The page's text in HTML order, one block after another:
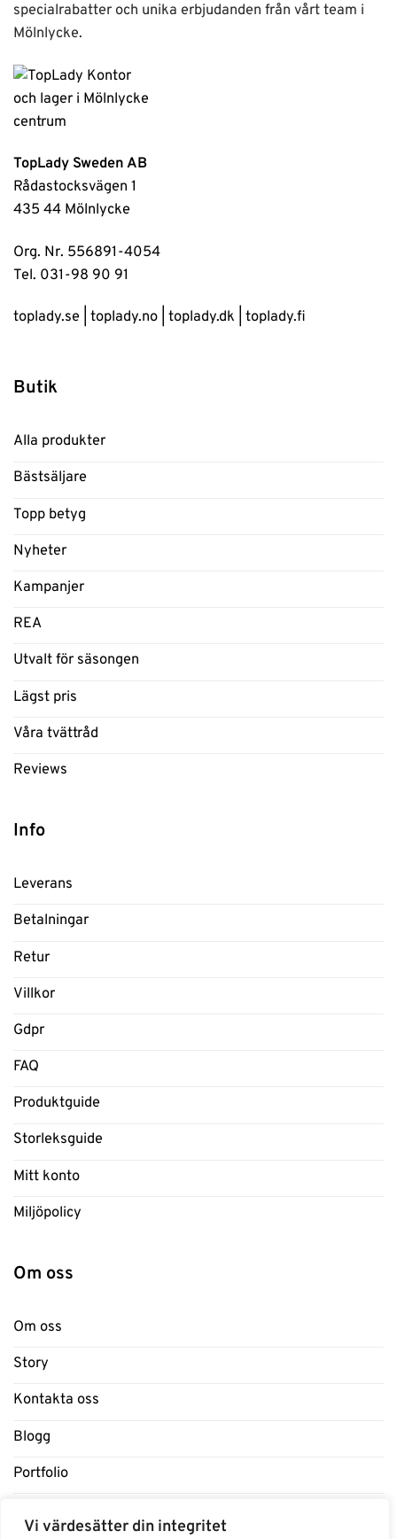
Vi värdesätter din integritet
specialrabatter och unika erbjudanden från vårt team i
Mölnlycke.
TopLady Sweden AB
Rådastocksvägen 1
435 44 Mölnlycke
Org. Nr. 556891-4054
Tel. 031-98 90 91
toplady.se toplady.no toplady.dk toplady.fi
Butik
Alla produkter
Bästsäljare
Topp betyg
Nyheter
Kampanjer
REA
Utvalt för säsongen
Lägst pris
Våra tvättråd
Reviews
Info
Leverans
Betalningar
Retur
Villkor
Gdpr
FAQ
Produktguide
Storleksguide
Mitt konto
Miljöpolicy
Om oss
Om oss
Story
Kontakta oss
Blogg
Portfolio